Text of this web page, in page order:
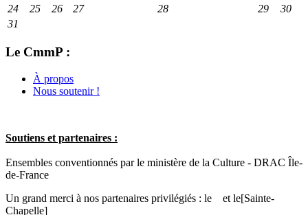
24 25 26 27 28 29
30
31
Le CmmP :
À propos
Nous soutenir !
Soutiens et partenaires :
Ensembles conventionnés par le ministère de la Culture - DRAC Île-
de-France
Un grand merci à nos partenaires privilégiés : le
et le[Sainte-
Chapelle]